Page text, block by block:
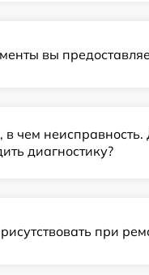
вы
чем неисправность.
диагностику?
при